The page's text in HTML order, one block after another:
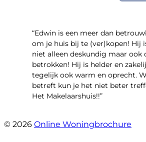
“Edwin is een meer dan
om je huis bij te (ver)kopen! Hij
niet alleen deskundig maar ook
betrokken! Hij is helder en
tegelijk ook warm en oprecht.
betreft kun je het niet beter
Het Makelaarshuis!!”
© 2026 Online Woningbrochure